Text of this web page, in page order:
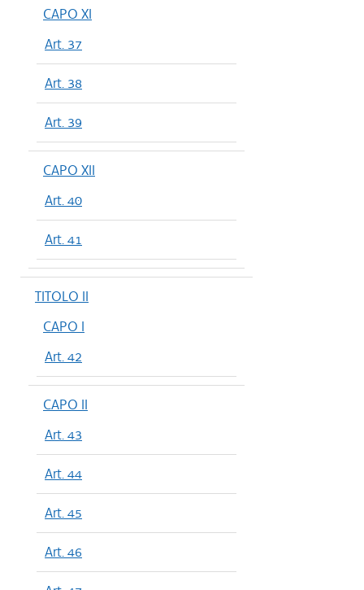
CAPO XI
Art. 37
Art. 38
Art. 39
CAPO XII
Art. 40
Art. 41
TITOLO II
CAPO I
Art. 42
CAPO II
Art. 43
Art. 44
Art. 45
Art. 46